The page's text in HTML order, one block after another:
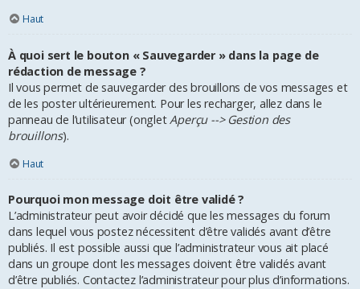
Haut
À quoi sert le bouton « Sauvegarder » dans la page de
rédaction de message ?
Il vous permet de sauvegarder des brouillons de vos messages et
de les poster ultérieurement. Pour les recharger, allez dans le
panneau de l’utilisateur (onglet Aperçu --> Gestion des
brouillons).
Haut
Pourquoi mon message doit être validé ?
L’administrateur peut avoir décidé que les messages du forum
dans lequel vous postez nécessitent d’être validés avant d’être
publiés. Il est possible aussi que l’administrateur vous ait placé
dans un groupe dont les messages doivent être validés avant
d’être publiés. Contactez l’administrateur pour plus d’informations.